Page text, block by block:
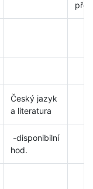
Český jazyk
a literatura
-disponibilní
hod.